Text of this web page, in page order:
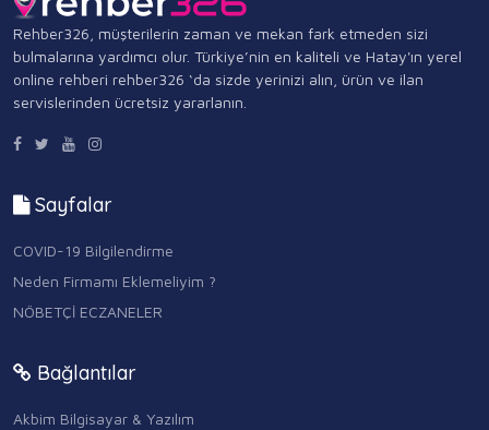
Rehber326, müşterilerin zaman ve mekan fark etmeden sizi
bulmalarına yardımcı olur. Türkiye’nin en kaliteli ve Hatay'ın yerel
online rehberi rehber326 ‘da sizde yerinizi alın, ürün ve ilan
servislerinden ücretsiz yararlanın.
Sayfalar
COVID-19 Bilgilendirme
Neden Firmamı Eklemeliyim ?
NÖBETÇİ ECZANELER
Bağlantılar
Akbim Bilgisayar & Yazılım